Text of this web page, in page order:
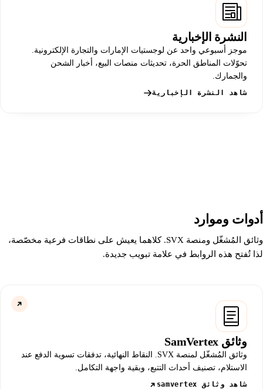
النشرة الإخبارية
موجز أسبوعي واحد عن لوجستيات الإمارات والتجارة الإلكترونية.
تحوّلات المناطق الحرة، تحديثات منصات البيع، أخبار الشحن
والجمارك.
شاهد النشرة الإخبارية
أدوات وموارد
وثائق المُشغّل ومنصة SVX. كلاهما يعيش على نطاقات فرعية مخصّصة،
لذا تُفتح هذه الروابط في علامة تبويب جديدة.
وثائق SamVertex
وثائق المُشغّل لمنصة SVX. النقاط النهائية، تدفقات تسوية الدفع عند
الاستلام، تصنيف أحداث التتبع، وبقية واجهة التكامل.
شاهد وثائق samvertex